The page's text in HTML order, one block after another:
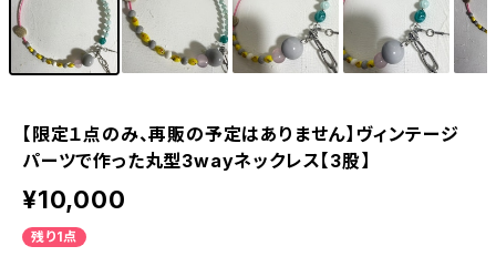
【限定１点のみ、再販の予定はありません】ヴィンテージ
パーツで作った丸型3wayネックレス【3股】
¥10,000
残り1点